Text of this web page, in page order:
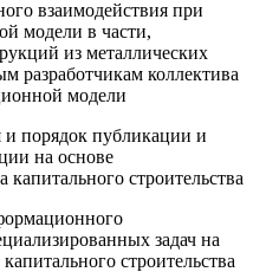
взаимодействия при
модели в части,
из металлических
разработчикам коллектива
модели
порядок публикации и
на основе
строительства
задач на
строительства